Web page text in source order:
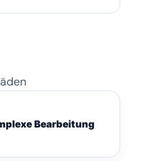
Bearbeitung